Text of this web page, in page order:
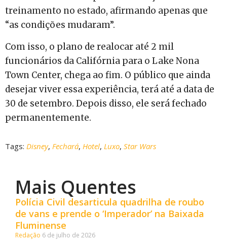
treinamento no estado, afirmando apenas que
“as condições mudaram”.
Com isso, o plano de realocar até 2 mil
funcionários da Califórnia para o Lake Nona
Town Center, chega ao fim. O público que ainda
desejar viver essa experiência, terá até a data de
30 de setembro. Depois disso, ele será fechado
permanentemente.
Tags: Disney, Fechará, Hotel, Luxo, Star Wars
Mais Quentes
Polícia Civil desarticula quadrilha de roubo
de vans e prende o ‘Imperador’ na Baixada
Fluminense
Redação 6 de julho de 2026